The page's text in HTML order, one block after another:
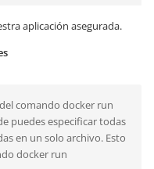
aplicación asegurada.
comando docker run
puedes especificar todas
en un solo archivo. Esto
docker run